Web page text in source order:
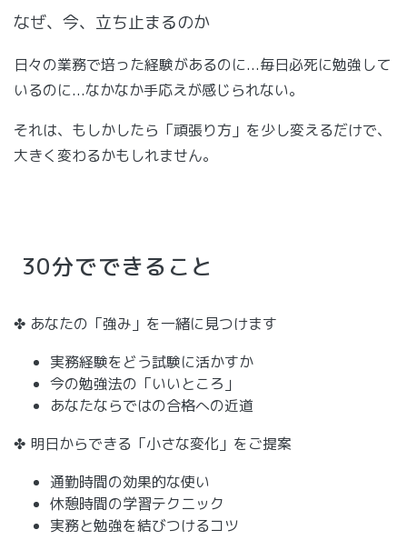
なぜ、今、立ち止まるのか
日々の業務で培った経験があるのに...毎日必死に勉強して
いるのに...なかなか手応えが感じられない。
それは、もしかしたら「頑張り方」を少し変えるだけで、
大きく変わるかもしれません。
30分でできること
✤ あなたの「強み」を一緒に見つけます
実務経験をどう試験に活かすか
今の勉強法の「いいところ」
あなたならではの合格への近道
✤ 明日からできる「小さな変化」をご提案
通勤時間の効果的な使い
休憩時間の学習テクニック
実務と勉強を結びつけるコツ